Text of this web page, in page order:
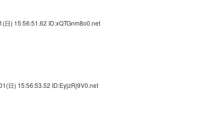
日) 15:56:51.62 ID:xQTGnm8o0.net
日) 15:56:53.52 ID:EyjzRj9V0.net